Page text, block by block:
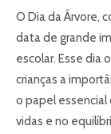
O Dia da Árvore,
data de grande
escolar. Esse dia
crianças a
o papel essencial
vidas e no